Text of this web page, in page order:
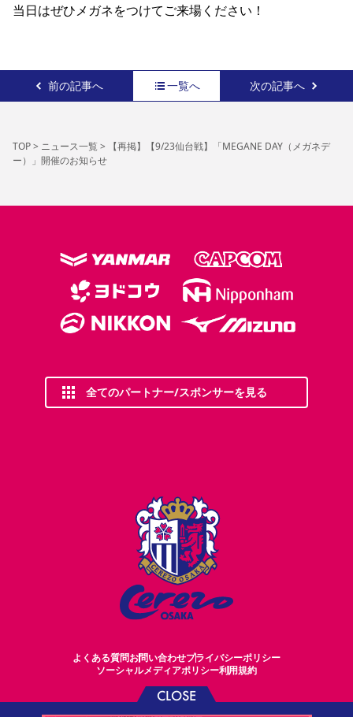
CLOSE
当日はぜひメガネをつけてご来場ください！
前の記事へ 一覧へ 次の記事へ
TOP> ニュース一覧>
【再掲】【9/23仙台戦】「MEGANE DAY（メガネデ
ー）」開催のお知らせ
全てのパートナー/スポンサーを見る
よくある質問お問い合わせプライバシーポリシー
ソーシャルメディアポリシー利用規約